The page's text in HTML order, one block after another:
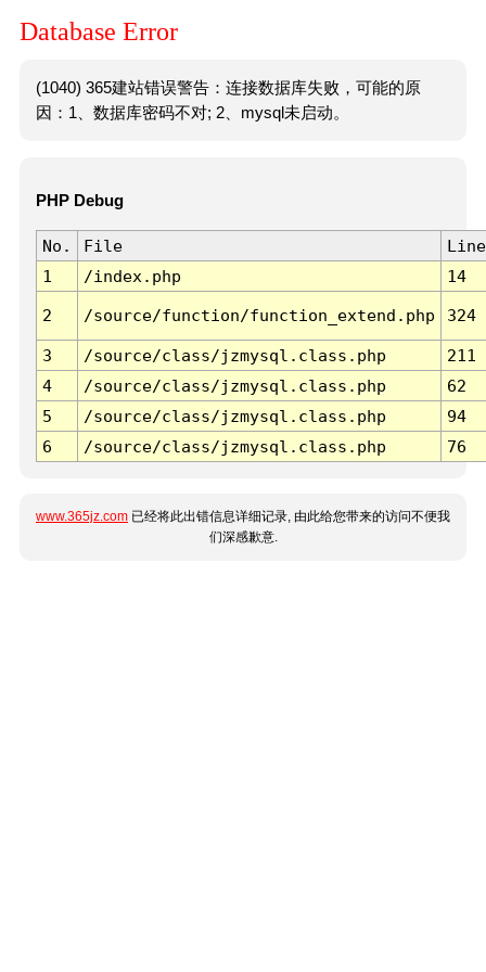
Database Error
(1040) 365建站错误警告：连接数据库失败，可能的原
因：1、数据库密码不对; 2、mysql未启动。
PHP Debug
No. File
Line
1
/index.php 14
2 /source/function/function_extend.php 324
3 /source/class/jzmysql.class.php
211
4
/source/class/jzmysql.class.php
62
5
/source/class/jzmysql.class.php
94
6
/source/class/jzmysql.class.php 76
www.365jz.com 已经将此出错信息详细记录, 由此给您带来的访问不便我
们深感歉意.